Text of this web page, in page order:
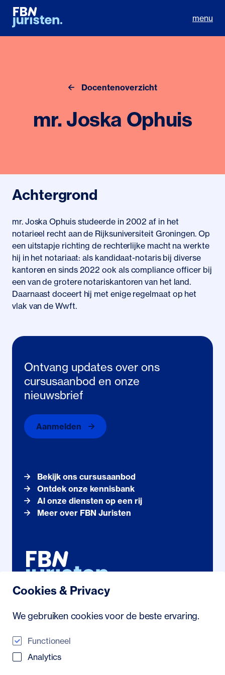
Cookies & Privacy
We gebruiken cookies voor de beste ervaring.
Functioneel
Analytics
menu
Docentenoverzicht
mr. Joska Ophuis
Achtergrond
mr. Joska Ophuis studeerde in 2002 af in het
notarieel recht aan de Rijksuniversiteit Groningen. Op
een uitstapje richting de rechterlijke macht na werkte
hij in het notariaat: als kandidaat-notaris bij diverse
kantoren en sinds 2022 ook als compliance officer bij
een van de grotere notariskantoren van het land.
Daarnaast doceert hij met enige regelmaat op het
vlak van de Wwft.
Ontvang updates over ons
cursusaanbod en onze
nieuwsbrief
Aanmelden
Bekijk ons cursusaanbod
Ontdek onze kennisbank
Al onze diensten op een rij
Meer over FBN Juristen
1081 AS Amsterdam